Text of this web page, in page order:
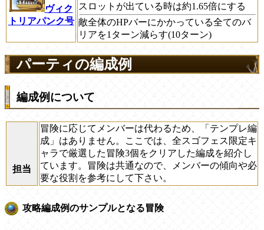
ヴィク
トリアパンク号
スロットが出ている時は約1.65倍にする
敵全体のHPバーにかかっている全てのバ
リアを1ターン減らす(10ターン)
パーティの編成例
編成例について
担当
冒険に応じてメンバーは代わるため、
「テンプレ編
成」 はありません。ここでは、全スゴフェス限定キ
ャラで厳選した冒険3個をクリアした編成を紹介し
ています。冒険は共通なので、メンバーの傾向や必
要な役割を参考にして下さい。
攻略編成例のサンプルとなる冒険